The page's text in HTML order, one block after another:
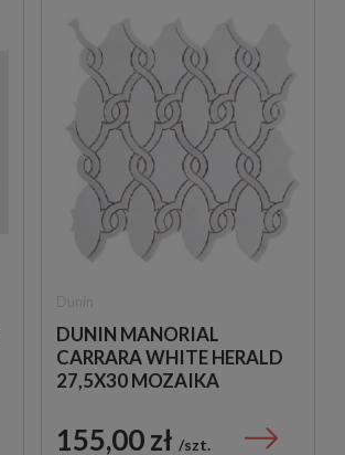
DUNIN MANORIAL
CARRARA WHITE HERALD
27,5X30 MOZAIKA
155,00 zł szt.